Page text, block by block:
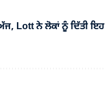
Lott ਨੇ ਲੋਕਾਂ ਨੂੰ ਦਿੱਤੀ ਇਹ